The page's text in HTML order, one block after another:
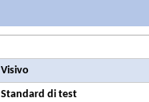
Visivo
Standard di test